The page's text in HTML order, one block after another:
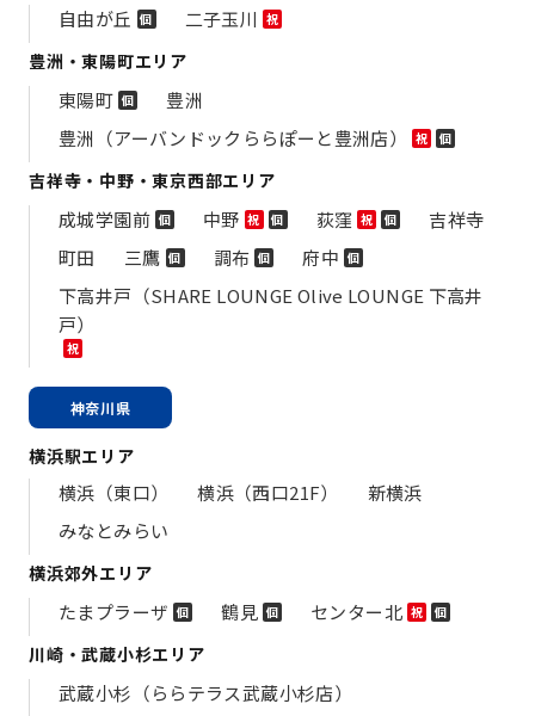
自由が丘 個 二子玉川 祝
豊洲・東陽町エリア
東陽町 個
豊洲
豊洲（アーバンドックららぽーと豊洲店）
祝 個
吉祥寺・中野・東京西部エリア
成城学園前 個 中野 祝 個 荻窪 祝 個
吉祥寺
町田
三鷹 個 調布 個 府中 個
下高井戸（SHARE LOUNGE Olive LOUNGE 下高井
戸）
祝
神奈川県
横浜駅エリア
横浜（東口） 横浜（西口21F）
新横浜
みなとみらい
横浜郊外エリア
たまプラーザ 個 鶴見 個 センター北 祝 個
川崎・武蔵小杉エリア
武蔵小杉（ららテラス武蔵小杉店）